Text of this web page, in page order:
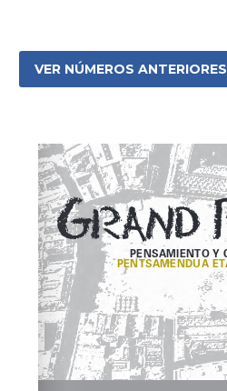
VER NÚMEROS ANTERIORES
felipejuaristigaldos@gmail.com